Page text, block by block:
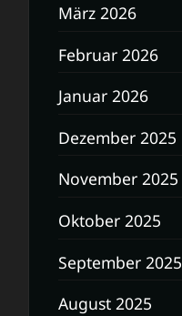
März 2026
Februar 2026
Januar 2026
Dezember 2025
November 2025
Oktober 2025
September 2025
August 2025